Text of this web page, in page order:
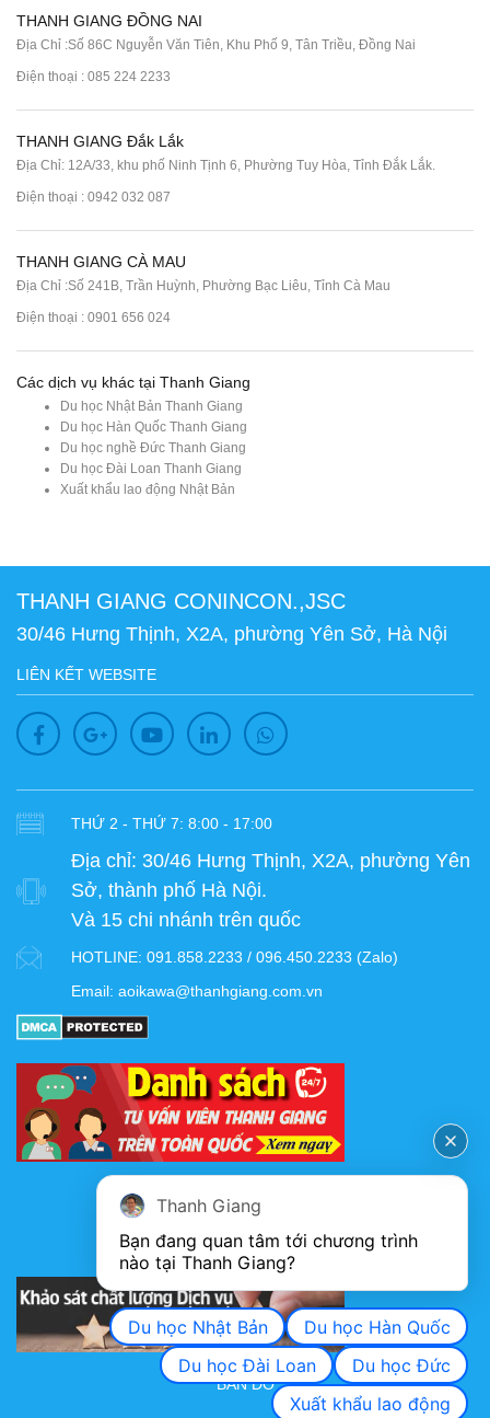
THANH GIANG ĐỒNG NAI
Địa Chỉ :Số 86C Nguyễn Văn Tiên, Khu Phố 9, Tân Triều, Đồng Nai
Điện thoại : 085 224 2233
THANH GIANG Đắk Lắk
Địa Chỉ: 12A/33, khu phố Ninh Tịnh 6, Phường Tuy Hòa, Tỉnh Đắk Lắk.
Điện thoại : 0942 032 087
THANH GIANG CÀ MAU
Địa Chỉ :Số 241B, Trần Huỳnh, Phường Bạc Liêu, Tỉnh Cà Mau
Điện thoại : 0901 656 024
Các dịch vụ khác tại Thanh Giang
Du học Nhật Bản Thanh Giang
Du học Hàn Quốc Thanh Giang
Du học nghề Đức Thanh Giang
Du học Đài Loan Thanh Giang
Xuất khẩu lao động Nhật Bản
THANH GIANG CONINCON.,JSC
30/46 Hưng Thịnh, X2A, phường Yên Sở, Hà Nội
LIÊN KẾT WEBSITE
THỨ 2 - THỨ 7: 8:00 - 17:00
Địa chỉ: 30/46 Hưng Thịnh, X2A, phường Yên
Sở, thành phố Hà Nội.
Và 15 chi nhánh trên quốc
HOTLINE: 091.858.2233 / 096.450.2233 (Zalo)
Email: aoikawa@thanhgiang.com.vn
KHẢO SÁT CHẤT LƯỢNG DỊCH VỤ
BẢN ĐỒ
Thanh Giang
Bạn đang quan tâm tới chương trình
nào tại Thanh Giang?
Du học Nhật Bản
Du học Hàn Quốc
Du học Đài Loan
Du học Đức
Xuất khẩu lao động